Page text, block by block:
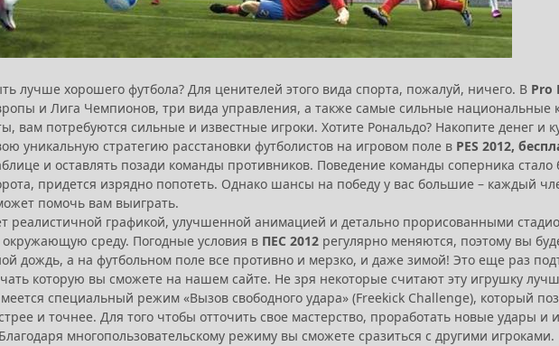
лучше хорошего футбола? Для ценителей этого вида спорта, пожалуй, ничего. В Pro
и Лига Чемпионов, три вида управления, а также самые сильные
вам потребуются сильные и известные игроки. Хотите Рональдо? Накопите денег и
уникальную стратегию расстановки футболистов на игровом поле в PES 2012,
и оставлять позади команды противников. Поведение команды соперника
придется изрядно попотеть. Однако шансы на победу у вас большие – каждый
помочь вам выиграть.
реалистичной графикой, улучшенной анимацией и детально прорисованными
среду. Погодные условия в ПЕС 2012 регулярно меняются, поэтому вы
дождь, а на футбольном поле все противно и мерзко, и даже зимой! Это еще раз
которую вы сможете на нашем сайте. Не зря некоторые считают эту игрушку
специальный режим «Вызов свободного удара» (Freekick Challenge), который
и точнее. Для того чтобы отточить свое мастерство, проработать новые удары
многопользовательскому режиму вы сможете сразиться с другими игроками.